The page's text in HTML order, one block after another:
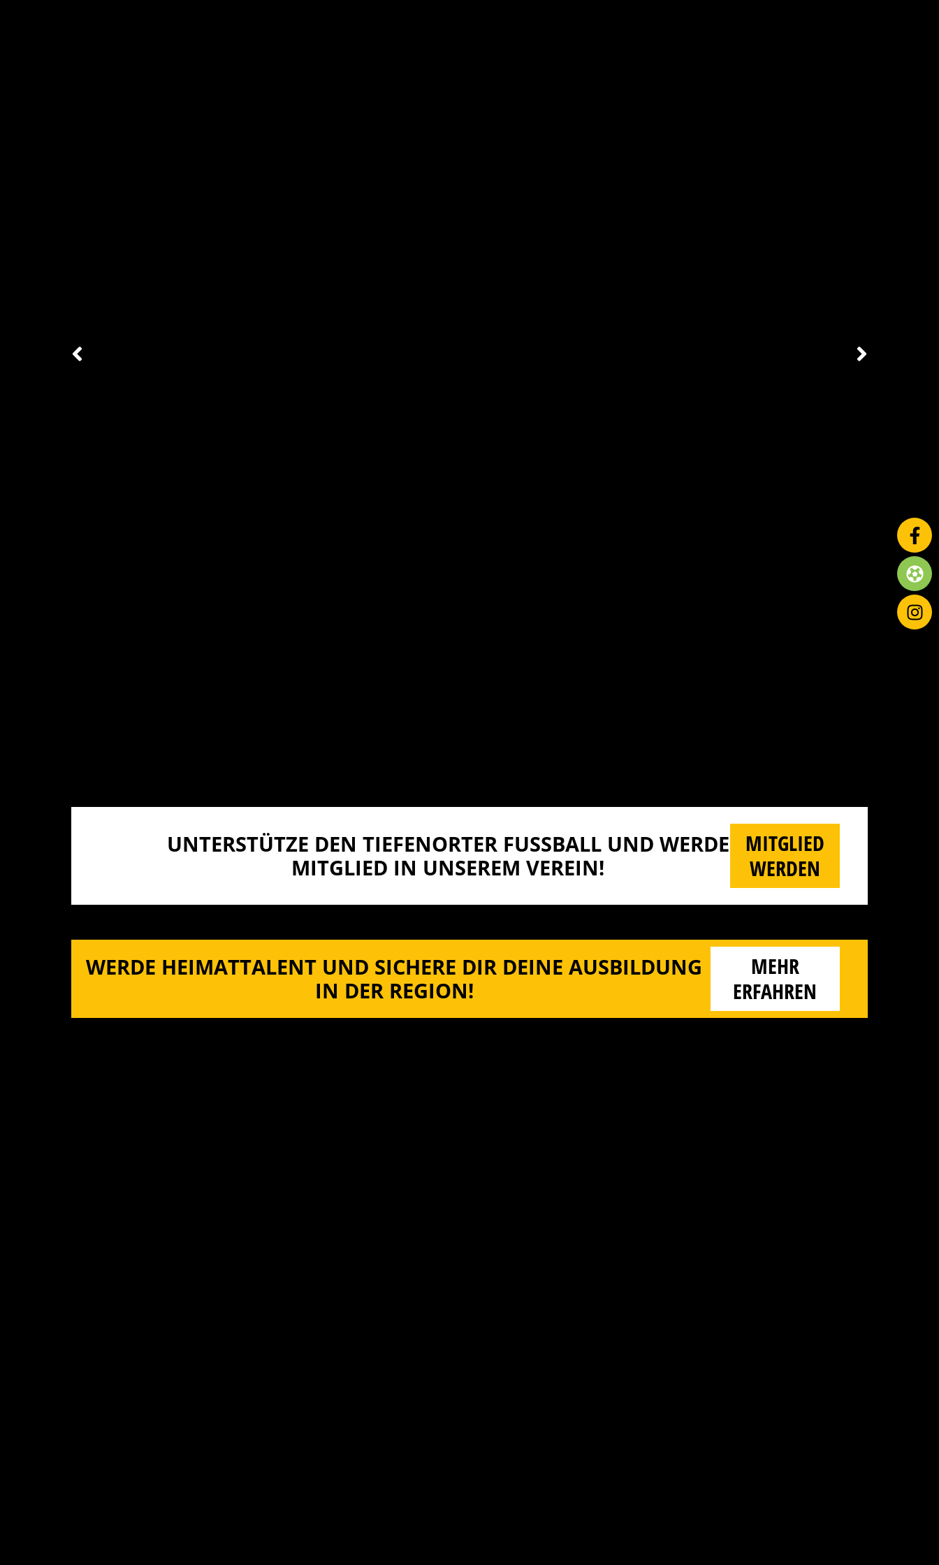
UNTERSTÜTZE DEN TIEFENORTER FUSSBALL UND WERDE M
ITGLIED IN UNSEREM VEREIN!
MITGLIED
WERDEN
WERDE HEIMATTALENT UND SICHERE DIR DEINE AUSBILDUNG
IN DER REGION!
MEHR
ERFAHREN